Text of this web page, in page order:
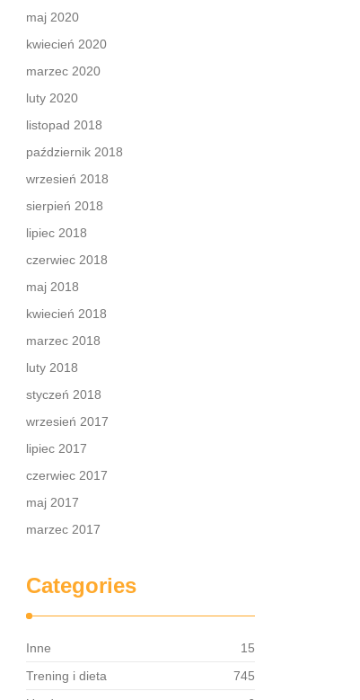
maj 2020
kwiecień 2020
marzec 2020
luty 2020
listopad 2018
październik 2018
wrzesień 2018
sierpień 2018
lipiec 2018
czerwiec 2018
maj 2018
kwiecień 2018
marzec 2018
luty 2018
styczeń 2018
wrzesień 2017
lipiec 2017
czerwiec 2017
maj 2017
marzec 2017
Categories
Inne
15
Trening i dieta
745